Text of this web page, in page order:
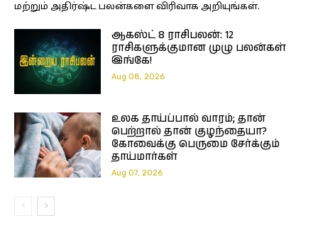
மற்றும் அதிர்ஷ்ட பலன்களை விரிவாக அறியுங்கள்.
ஆகஸ்ட் 8 ராசிபலன்: 12
ராசிகளுக்குமான முழு பலன்கள்
இங்கே!
Aug 08, 2026
உலக தாய்ப்பால் வாரம்; தான்
பெற்றால் தான் குழந்தையா?
கோவைக்கு பெருமை சேர்க்கும்
தாய்மார்கள்
Aug 07, 2026